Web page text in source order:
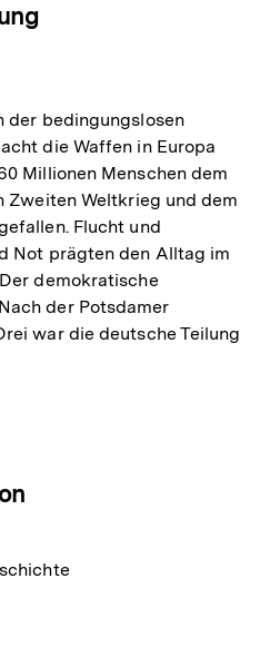
der bedingungslosen
die Waffen in Europa
Millionen Menschen dem
Weltkrieg und dem
Flucht und
Not prägten den Alltag im
demokratische
der Potsdamer
war die deutsche Teilung